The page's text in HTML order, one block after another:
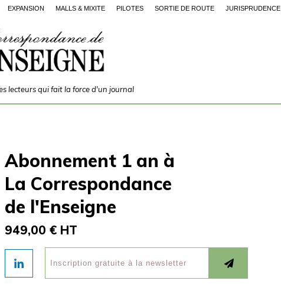
EXPANSION MALLS & MIXITÉ PILOTES SORTIE DE ROUTE JURISPRUDENCE
lecteurs qui fait la force d'un journal
Abonnement 1 an à
La Correspondance
de l'Enseigne
949,00 € HT